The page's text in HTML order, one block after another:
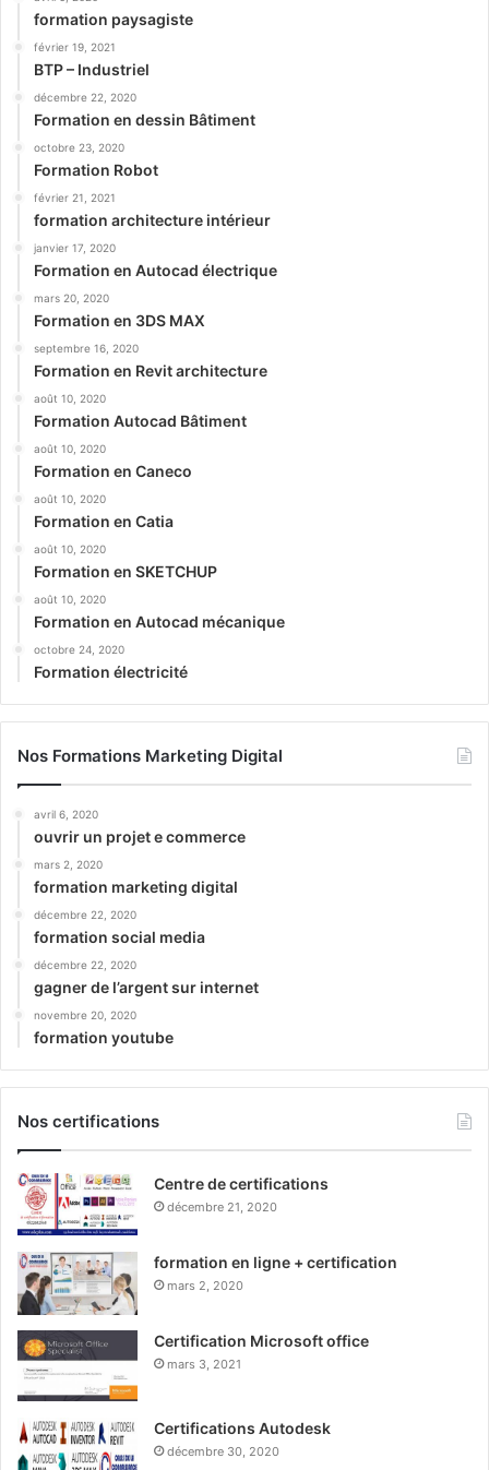
formation paysagiste
février 19, 2021
BTP – Industriel
décembre 22, 2020
Formation en dessin Bâtiment
octobre 23, 2020
Formation Robot
février 21, 2021
formation architecture intérieur
janvier 17, 2020
Formation en Autocad électrique
mars 20, 2020
Formation en 3DS MAX
septembre 16, 2020
Formation en Revit architecture
août 10, 2020
Formation Autocad Bâtiment
août 10, 2020
Formation en Caneco
août 10, 2020
Formation en Catia
août 10, 2020
Formation en SKETCHUP
août 10, 2020
Formation en Autocad mécanique
octobre 24, 2020
Formation électricité
Nos Formations Marketing Digital
avril 6, 2020
ouvrir un projet e commerce
mars 2, 2020
formation marketing digital
décembre 22, 2020
formation social media
décembre 22, 2020
gagner de l’argent sur internet
novembre 20, 2020
formation youtube
Nos certifications
Centre de certifications
décembre 21, 2020
formation en ligne + certification
mars 2, 2020
Certification Microsoft office
mars 3, 2021
Certifications Autodesk
décembre 30, 2020